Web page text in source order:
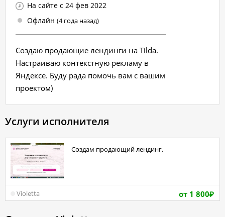
На сайте с 24 фев 2022
Офлайн (4 года назад)
Создаю продающие лендинги на Tilda.
Настраиваю контекстную рекламу в
Яндексе. Буду рада помочь вам с вашим
проектом)
Услуги исполнителя
Создам продающий лендинг.
от 1 800₽
Violetta